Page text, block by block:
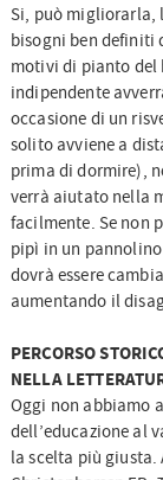
Si, può migliorarla,
bisogni ben definiti
motivi di pianto del
indipendente
occasione di un
solito avviene a
prima di dormire),
verrà aiutato nella
facilmente. Se non
pipì in un
dovrà essere
aumentando il
PERCORSO
NELLA
Oggi non abbiamo
dell’educazione al
la scelta più